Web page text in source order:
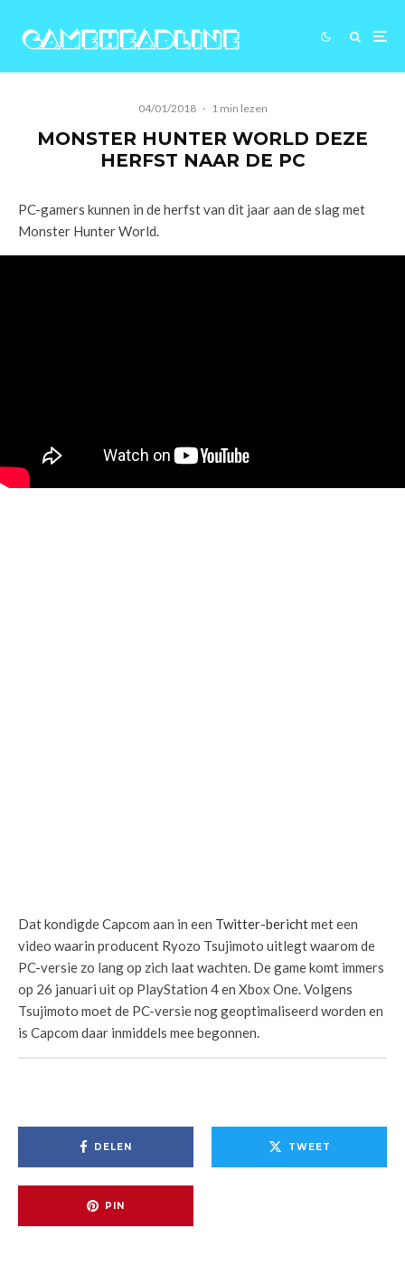
04/01/2018 · 1 min lezen
MONSTER HUNTER WORLD DEZE
HERFST NAAR DE PC
PC-gamers kunnen in de herfst van dit jaar aan de slag met
Monster Hunter World.
Dat kondigde Capcom aan in een Twitter-berichtmet een
video waarin producent Ryozo Tsujimoto uitlegt waarom de
PC-versie zo lang op zich laat wachten. De game komt immers
op 26 januari uit op PlayStation 4 en Xbox One. Volgens
Tsujimoto moet de PC-versie nog geoptimaliseerd worden en
is Capcom daar inmiddels mee begonnen.
DELEN TWEET
PIN